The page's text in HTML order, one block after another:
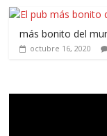
más bonito del
octubre 16, 2020